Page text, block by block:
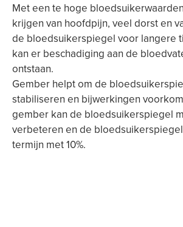
Met een te hoge
krijgen van hoofdpijn, veel dorst en
de bloedsuikerspiegel voor langere
kan er beschadiging aan de
ontstaan.
Gember helpt om de
stabiliseren en bijwerkingen
gember kan de bloedsuikerspiegel
verbeteren en de
termijn met 10%.